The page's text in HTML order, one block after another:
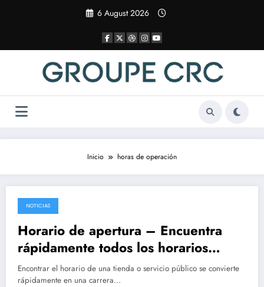
6 August 2026
Inicio horas de operación
14 January 2026
NOTICIAS
Horario de apertura – Encuentra
rápidamente todos los horarios
oficiales de apertura
Encontrar el horario de una tienda o servicio público se convierte
rápidamente en una carrera…